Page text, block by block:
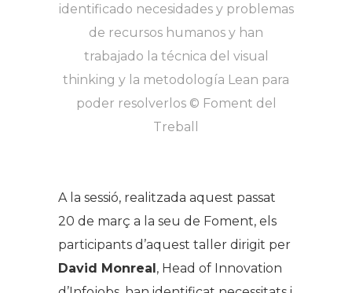
identificado necesidades y problemas
de recursos humanos y han
trabajado la técnica del visual
thinking y la metodología Lean para
poder resolverlos © Foment del
Treball
A la sessió, realitzada aquest passat
20 de març a la seu de Foment, els
participants d’aquest taller dirigit per
David Monreal, Head of Innovation